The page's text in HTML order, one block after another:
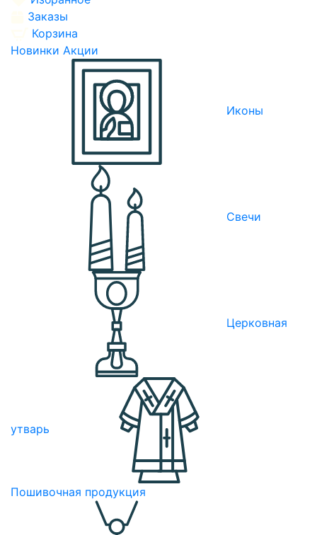
Заказы
Корзина
Новинки Акции
Иконы
Свечи
Церковная
утварь
Пошивочная продукция